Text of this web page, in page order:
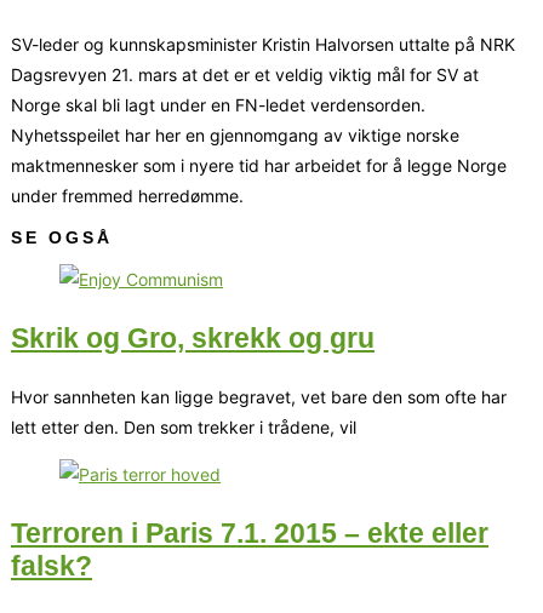
SV-leder og kunnskapsminister Kristin Halvorsen uttalte på NRK
Dagsrevyen 21. mars at det er et veldig viktig mål for SV at
Norge skal bli lagt under en FN-ledet verdensorden.
Nyhetsspeilet har her en gjennomgang av viktige norske
maktmennesker som i nyere tid har arbeidet for å legge Norge
under fremmed herredømme.
SE OGSÅ
Skrik og Gro, skrekk og gru
Hvor sannheten kan ligge begravet, vet bare den som ofte har
lett etter den. Den som trekker i trådene, vil
Terroren i Paris 7.1. 2015 – ekte eller
falsk?